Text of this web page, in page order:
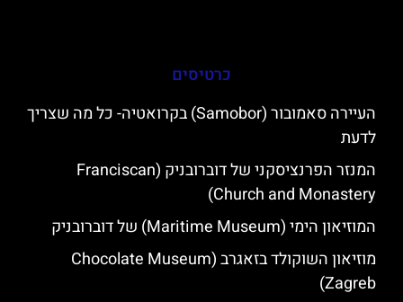
כרטיסים
העיירה סאמובור (Samobor) בקרואטיה- כל מה שצריך
לדעת
המנזר הפרנציסקני של דוברובניק (Franciscan
Church and Monastery)
המוזיאון הימי (Maritime Museum) של דוברובניק
מוזיאון השוקולד בזאגרב (Chocolate Museum
Zagreb)